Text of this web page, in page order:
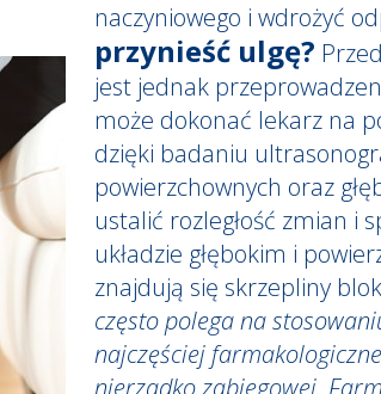
naczyniowego i wdrożyć
przynieść ulgę?
jest jednak
może dokonać lekarz na
dzięki badaniu
powierzchownych oraz
ustalić rozległość zmian i
układzie głębokim i
znajdują się skrzepliny
często polega na
najczęściej